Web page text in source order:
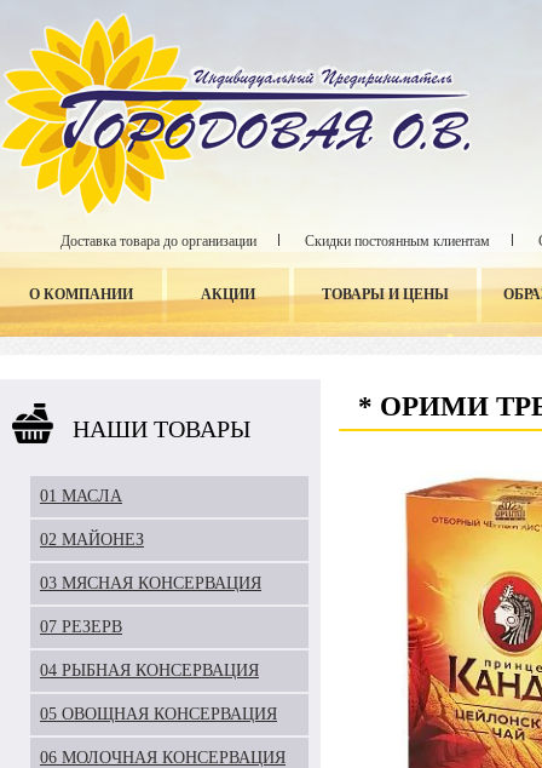
Доставка товара до организации Скидки постоянным клиентам
О КОМПАНИИ АКЦИИ ТОВАРЫ И ЦЕНЫ
НАШИ ТОВАРЫ
01 МАСЛА
02 МАЙОНЕЗ
03 МЯСНАЯ КОНСЕРВАЦИЯ
07 РЕЗЕРВ
04 РЫБНАЯ КОНСЕРВАЦИЯ
05 ОВОЩНАЯ КОНСЕРВАЦИЯ
06 МОЛОЧНАЯ КОНСЕРВАЦИЯ
* ОРИМИ